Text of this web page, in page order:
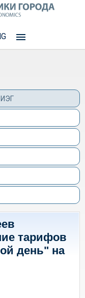
тарифов
день" на